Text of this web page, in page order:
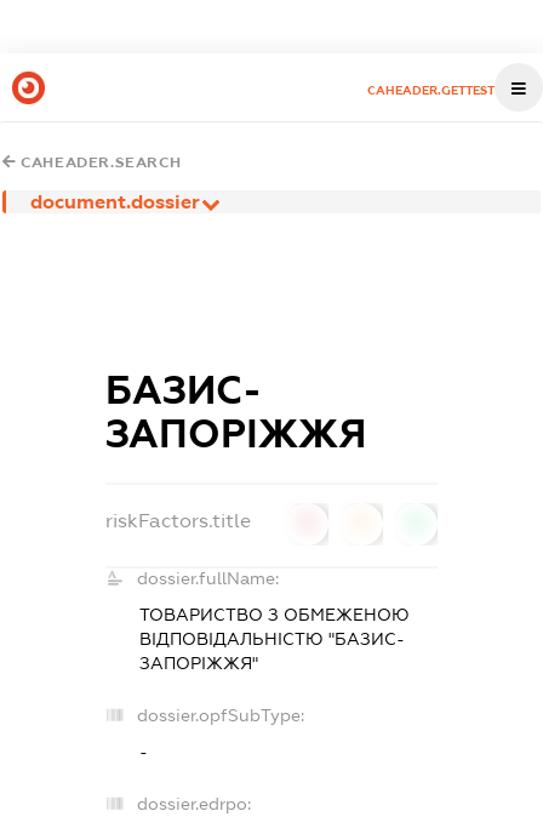
CAHEADER.GETTEST
CAHEADER.SEARCH
document.dossier
БАЗИС-
ЗАПОРІЖЖЯ
riskFactors.title
dossier.fullName:
ТОВАРИСТВО З ОБМЕЖЕНОЮ
ВІДПОВІДАЛЬНІСТЮ "БАЗИС-
ЗАПОРІЖЖЯ"
dossier.opfSubType:
-
dossier.edrpo: